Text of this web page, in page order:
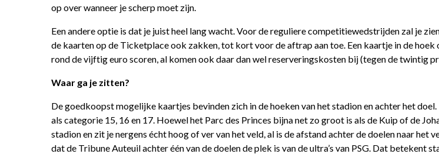
op over wanneer je scherp moet zijn.
Een andere optie is dat je juist heel lang wacht. Voor de reguliere competitiewedstrijden zal je
de kaarten op de Ticketplace ook zakken, tot kort voor de aftrap aan toe. Een kaartje in de hoek
rond de vijftig euro scoren, al komen ook daar dan wel reserveringskosten bij (tegen de twintig
Waar ga je zitten?
De goedkoopst mogelijke kaartjes bevinden zich in de hoeken van het stadion en achter het
als categorie 15, 16 en 17. Hoewel het Parc des Princes bijna net zo groot is als de Kuip of de
stadion en zit je nergens écht hoog of ver van het veld, al is de afstand achter de doelen naar het
dat de Tribune Auteuil achter één van de doelen de plek is van de ultra’s van PSG. Dat betekent